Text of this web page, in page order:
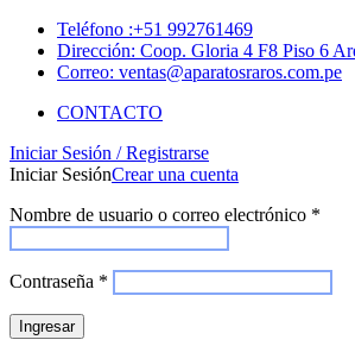
Teléfono :+51 992761469
Dirección: Coop. Gloria 4 F8 Piso 6
Correo: ventas@aparatosraros.com.pe
CONTACTO
Iniciar Sesión / Registrarse
Iniciar SesiónCrear una cuenta
Nombre de usuario o correo electrónico *
Contraseña *
Ingresar